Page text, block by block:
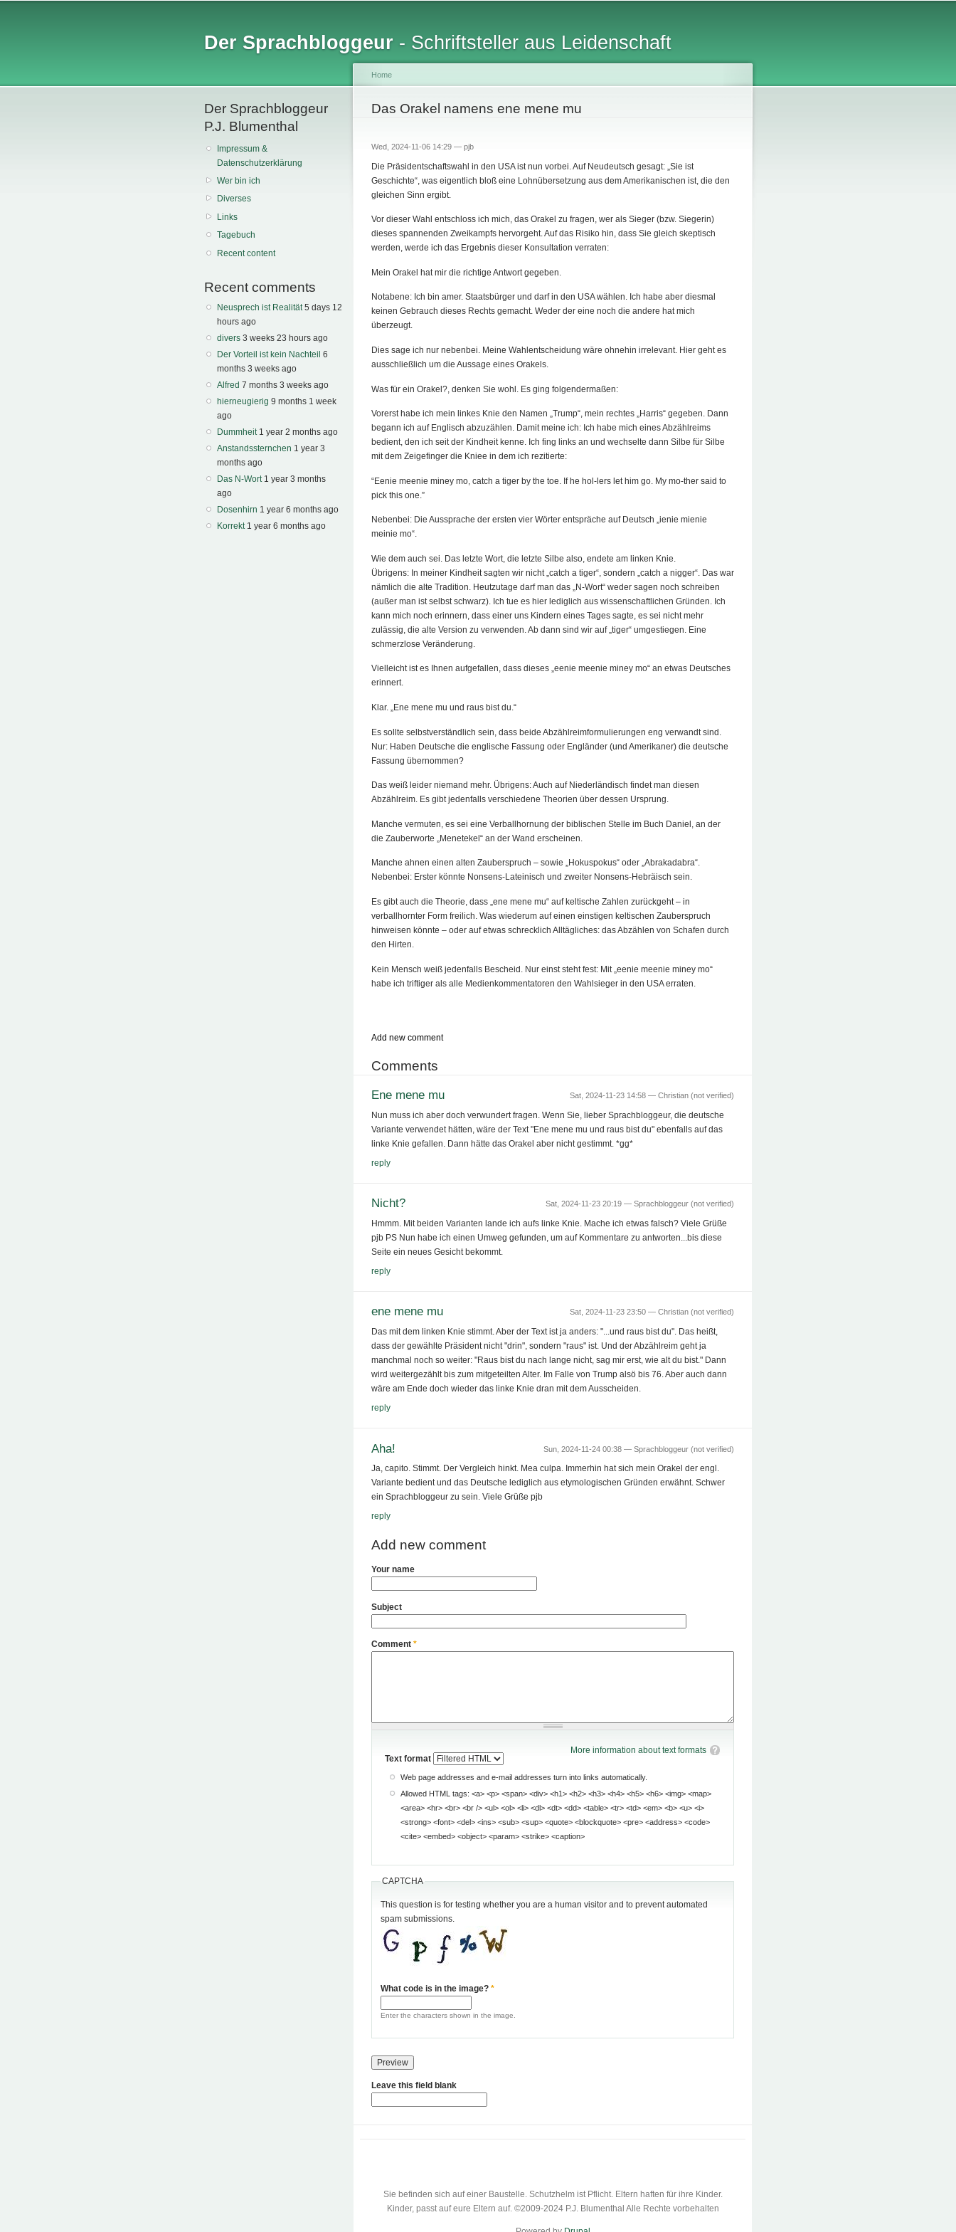
content
Der Sprachbloggeur - Schriftsteller aus Leidenschaft
Der Sprachbloggeur
P.J. Blumenthal
Impressum &
Datenschutzerklärung
Wer bin ich
Diverses
Links
Tagebuch
Recent content
Recent comments
Neusprech ist Realität 5 days 12
hours ago
divers 3 weeks 23 hours ago
Der Vorteil ist kein Nachteil 6
months 3 weeks ago
Alfred 7 months 3 weeks ago
hierneugierig 9 months 1 week
ago
Dummheit 1 year 2 months ago
Anstandssternchen 1 year 3
months ago
Das N-Wort 1 year 3 months
ago
Dosenhirn 1 year 6 months ago
Korrekt 1 year 6 months ago
You are here
Home
Das Orakel namens ene mene mu
Wed, 2024-11-06 14:29 — pjb
Die Präsidentschaftswahl in den USA ist nun vorbei. Auf Neudeutsch gesagt: „Sie ist
Geschichte“, was eigentlich bloß eine Lohnübersetzung aus dem Amerikanischen ist, die den
gleichen Sinn ergibt.
Vor dieser Wahl entschloss ich mich, das Orakel zu fragen, wer als Sieger (bzw. Siegerin)
dieses spannenden Zweikampfs hervorgeht. Auf das Risiko hin, dass Sie gleich skeptisch
werden, werde ich das Ergebnis dieser Konsultation verraten:
Mein Orakel hat mir die richtige Antwort gegeben.
Notabene: Ich bin amer. Staatsbürger und darf in den USA wählen. Ich habe aber diesmal
keinen Gebrauch dieses Rechts gemacht. Weder der eine noch die andere hat mich
überzeugt.
Dies sage ich nur nebenbei. Meine Wahlentscheidung wäre ohnehin irrelevant. Hier geht es
ausschließlich um die Aussage eines Orakels.
Was für ein Orakel?, denken Sie wohl. Es ging folgendermaßen:
Vorerst habe ich mein linkes Knie den Namen „Trump“, mein rechtes „Harris“ gegeben. Dann
begann ich auf Englisch abzuzählen. Damit meine ich: Ich habe mich eines Abzählreims
bedient, den ich seit der Kindheit kenne. Ich fing links an und wechselte dann Silbe für Silbe
mit dem Zeigefinger die Kniee in dem ich rezitierte:
“Eenie meenie miney mo, catch a tiger by the toe. If he hol-lers let him go. My mo-ther said to
pick this one.”
Nebenbei: Die Aussprache der ersten vier Wörter entspräche auf Deutsch „ienie mienie
meinie mo“.
Wie dem auch sei. Das letzte Wort, die letzte Silbe also, endete am linken Knie.
Übrigens: In meiner Kindheit sagten wir nicht „catch a tiger“, sondern „catch a nigger“. Das war
nämlich die alte Tradition. Heutzutage darf man das „N-Wort“ weder sagen noch schreiben
(außer man ist selbst schwarz). Ich tue es hier lediglich aus wissenschaftlichen Gründen. Ich
kann mich noch erinnern, dass einer uns Kindern eines Tages sagte, es sei nicht mehr
zulässig, die alte Version zu verwenden. Ab dann sind wir auf „tiger“ umgestiegen. Eine
schmerzlose Veränderung.
Vielleicht ist es Ihnen aufgefallen, dass dieses „eenie meenie miney mo“ an etwas Deutsches
erinnert.
Klar. „Ene mene mu und raus bist du.“
Es sollte selbstverständlich sein, dass beide Abzählreimformulierungen eng verwandt sind.
Nur: Haben Deutsche die englische Fassung oder Engländer (und Amerikaner) die deutsche
Fassung übernommen?
Das weiß leider niemand mehr. Übrigens: Auch auf Niederländisch findet man diesen
Abzählreim. Es gibt jedenfalls verschiedene Theorien über dessen Ursprung.
Manche vermuten, es sei eine Verballhornung der biblischen Stelle im Buch Daniel, an der
die Zauberworte „Menetekel“ an der Wand erscheinen.
Manche ahnen einen alten Zauberspruch – sowie „Hokuspokus“ oder „Abrakadabra“.
Nebenbei: Erster könnte Nonsens-Lateinisch und zweiter Nonsens-Hebräisch sein.
Es gibt auch die Theorie, dass „ene mene mu“ auf keltische Zahlen zurückgeht – in
verballhornter Form freilich. Was wiederum auf einen einstigen keltischen Zauberspruch
hinweisen könnte – oder auf etwas schrecklich Alltägliches: das Abzählen von Schafen durch
den Hirten.
Kein Mensch weiß jedenfalls Bescheid. Nur einst steht fest: Mit „eenie meenie miney mo“
habe ich triftiger als alle Medienkommentatoren den Wahlsieger in den USA erraten.
Add new comment
Comments
Sat, 2024-11-23 14:58 — Christian (not verified)
Ene mene mu
Nun muss ich aber doch verwundert fragen. Wenn Sie, lieber Sprachbloggeur, die deutsche
Variante verwendet hätten, wäre der Text "Ene mene mu und raus bist du" ebenfalls auf das
linke Knie gefallen. Dann hätte das Orakel aber nicht gestimmt. *gg*
reply
Sat, 2024-11-23 20:19 — Sprachbloggeur (not verified)
Nicht?
Hmmm. Mit beiden Varianten lande ich aufs linke Knie. Mache ich etwas falsch? Viele Grüße
pjb PS Nun habe ich einen Umweg gefunden, um auf Kommentare zu antworten...bis diese
Seite ein neues Gesicht bekommt.
reply
Sat, 2024-11-23 23:50 — Christian (not verified)
ene mene mu
Das mit dem linken Knie stimmt. Aber der Text ist ja anders: "...und raus bist du". Das heißt,
dass der gewählte Präsident nicht "drin", sondern "raus" ist. Und der Abzählreim geht ja
manchmal noch so weiter: "Raus bist du nach lange nicht, sag mir erst, wie alt du bist." Dann
wird weitergezählt bis zum mitgeteilten Alter. Im Falle von Trump alsö bis 76. Aber auch dann
wäre am Ende doch wieder das linke Knie dran mit dem Ausscheiden.
reply
Sun, 2024-11-24 00:38 — Sprachbloggeur (not verified)
Aha!
Ja, capito. Stimmt. Der Vergleich hinkt. Mea culpa. Immerhin hat sich mein Orakel der engl.
Variante bedient und das Deutsche lediglich aus etymologischen Gründen erwähnt. Schwer
ein Sprachbloggeur zu sein. Viele Grüße pjb
reply
Add new comment
Your name
Subject
Comment *
More information about text formats
Text format
Web page addresses and e-mail addresses turn into links automatically.
Allowed HTML tags: <a> <p> <span> <div> <h1> <h2> <h3> <h4> <h5> <h6> <img> <map>
<area> <hr> <br> <br /> <ul> <ol> <li> <dl> <dt> <dd> <table> <tr> <td> <em> <b> <u> <i>
<strong> <font> <del> <ins> <sub> <sup> <quote> <blockquote> <pre> <address> <code>
<cite> <embed> <object> <param> <strike> <caption>
CAPTCHA
This question is for testing whether you are a human visitor and to prevent automated
spam submissions.
What code is in the image?*
Enter the characters shown in the image.
Leave this field blank
Sie befinden sich auf einer Baustelle. Schutzhelm ist Pflicht. Eltern haften für ihre Kinder.
Kinder, passt auf eure Eltern auf. ©2009-2024 P.J. Blumenthal Alle Rechte vorbehalten